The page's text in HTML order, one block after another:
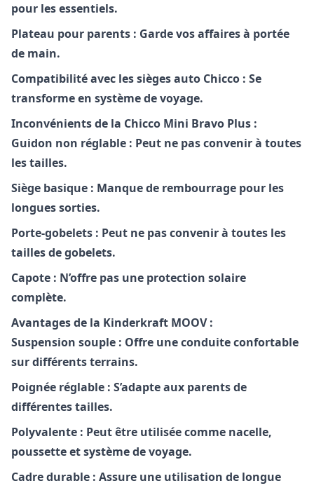
pour les essentiels.
Plateau pour parents : Garde vos affaires à portée
de main.
Compatibilité avec les sièges auto Chicco : Se
transforme en système de voyage.
Inconvénients de la Chicco Mini Bravo Plus :
Guidon non réglable : Peut ne pas convenir à toutes
les tailles.
Siège basique : Manque de rembourrage pour les
longues sorties.
Porte-gobelets : Peut ne pas convenir à toutes les
tailles de gobelets.
Capote : N’offre pas une protection solaire
complète.
Avantages de la Kinderkraft MOOV :
Suspension souple : Offre une conduite confortable
sur différents terrains.
Poignée réglable : S’adapte aux parents de
différentes tailles.
Polyvalente : Peut être utilisée comme nacelle,
poussette et système de voyage.
Cadre durable : Assure une utilisation de longue